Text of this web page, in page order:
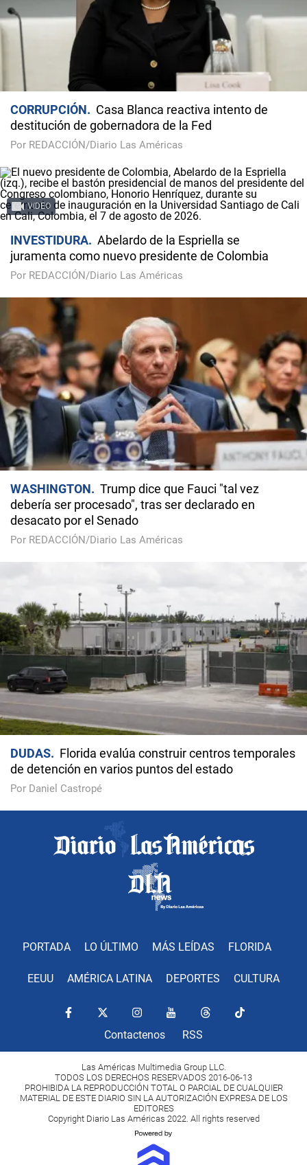
CORRUPCIÓN
Casa Blanca reactiva intento de
destitución de gobernadora de la Fed
Por REDACCIÓN/Diario Las Américas
VIDEO
INVESTIDURA
Abelardo de la Espriella se
juramenta como nuevo presidente de Colombia
Por REDACCIÓN/Diario Las Américas
WASHINGTON
Trump dice que Fauci "tal vez
debería ser procesado", tras ser declarado en
desacato por el Senado
Por REDACCIÓN/Diario Las Américas
DUDAS
Florida evalúa construir centros temporales
de detención en varios puntos del estado
Por Daniel Castropé
PORTADA LO ÚLTIMO MÁS LEÍDAS FLORIDA
EEUU AMÉRICA LATINA DEPORTES CULTURA
Contactenos RSS
Las Américas Multimedia Group LLC.
TODOS LOS DERECHOS RESERVADOS 2016-06-13
PROHIBIDA LA REPRODUCCIÓN TOTAL O PARCIAL DE CUALQUIER
MATERIAL DE ESTE DIARIO SIN LA AUTORIZACIÓN EXPRESA DE LOS
EDITORES
Copyright Diario Las Américas 2022. All rights reserved